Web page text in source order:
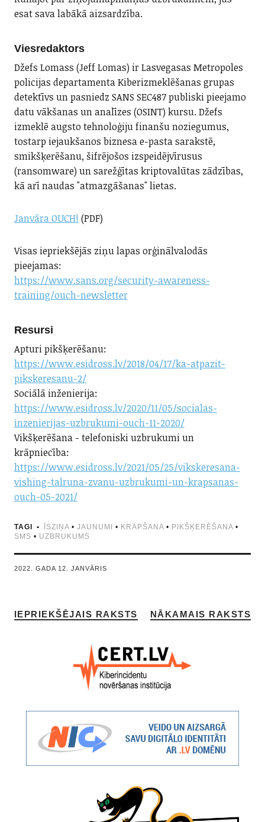
esat sava labākā aizsardzība.
Viesredaktors
Džefs Lomass (Jeff Lomas) ir Lasvegasas Metropoles
policijas departamenta Kiberizmeklēšanas grupas
detektīvs un pasniedz SANS SEC487 publiski pieejamo
datu vākšanas un analīzes (OSINT) kursu. Džefs
izmeklē augsto tehnoloģiju finanšu noziegumus,
tostarp iejaukšanos biznesa e-pasta sarakstē,
smikšķerēšanu, šifrējošos izspeidējvīrusus
(ransomware) un sarežģītas kriptovalūtas zādzības,
kā arī naudas "atmazgāšanas" lietas.
Janvāra OUCH! (PDF)
Visas iepriekšējās ziņu lapas orģinālvalodās
pieejamas:
https://www.sans.org/security-awareness-
training/ouch-newsletter
Resursi
Apturi pikšķerēšanu:
https://www.esidross.lv/2018/04/17/ka-atpazit-
pikskeresanu-2/
Sociālā inženierija:
https://www.esidross.lv/2020/11/05/socialas-
inzenierijas-uzbrukumi-ouch-11-2020/
Vikšķerēšana - telefoniski uzbrukumi un
krāpniecība:
https://www.esidross.lv/2021/05/25/vikskeresana-
vishing-talruna-zvanu-uzbrukumi-un-krapsanas-
ouch-05-2021/
TAGI ĪSZIŅA• JAUNUMI • KRĀPŠANA• PIKŠĶERĒŠANA•
SMS • UZBRUKUMS
2022. GADA 12. JANVĀRIS
IEPRIEKŠĒJAIS RAKSTS NĀKAMAIS RAKSTS